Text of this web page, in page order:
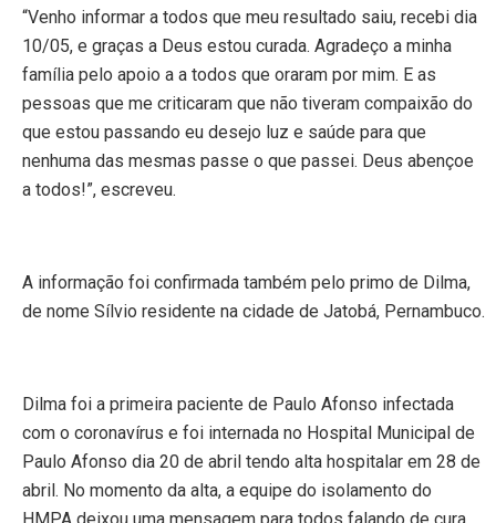
“Venho informar a todos que meu resultado saiu, recebi dia
10/05, e graças a Deus estou curada. Agradeço a minha
família pelo apoio a a todos que oraram por mim. E as
pessoas que me criticaram que não tiveram compaixão do
que estou passando eu desejo luz e saúde para que
nenhuma das mesmas passe o que passei. Deus abençoe
a todos!”, escreveu.
A informação foi confirmada também pelo primo de Dilma,
de nome Sílvio residente na cidade de Jatobá, Pernambuco.
Dilma foi a primeira paciente de Paulo Afonso infectada
com o coronavírus e foi internada no Hospital Municipal de
Paulo Afonso dia 20 de abril tendo alta hospitalar em 28 de
abril. No momento da alta, a equipe do isolamento do
HMPA deixou uma mensagem para todos falando de cura